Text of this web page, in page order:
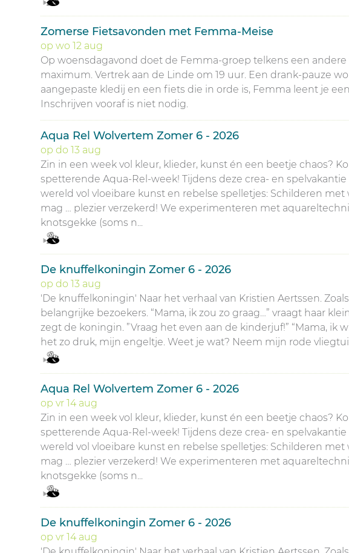
Zomerse Fietsavonden met Femma-Meise
op wo 12 aug
Op woensdagavond doet de Femma-groep telkens een
maximum. Vertrek aan de Linde om 19 uur. Een drank-pauze
aangepaste kledij en een fiets die in orde is, Femma leent je
Inschrijven vooraf is niet nodig.
Aqua Rel Wolvertem Zomer 6 - 2026
op do 13 aug
Zin in een week vol kleur, klieder, kunst én een beetje chaos?
spetterende Aqua-Rel-week! Tijdens deze crea- en
wereld vol vloeibare kunst en rebelse spelletjes: Schilderen
mag … plezier verzekerd! We experimenteren met
knotsgekke (soms n...
De knuffelkoningin Zomer 6 - 2026
op do 13 aug
'De knuffelkoningin' Naar het verhaal van Kristien Aertssen.
belangrijke bezoekers. “Mama, ik zou zo graag…” vraagt haar
zegt de koningin. ”Vraag het even aan de kinderjuf!” “Mama, ik
het zo druk, mijn engeltje. Weet je wat? Neem mijn rode
Aqua Rel Wolvertem Zomer 6 - 2026
op vr 14 aug
Zin in een week vol kleur, klieder, kunst én een beetje chaos?
spetterende Aqua-Rel-week! Tijdens deze crea- en
wereld vol vloeibare kunst en rebelse spelletjes: Schilderen
mag … plezier verzekerd! We experimenteren met
knotsgekke (soms n...
De knuffelkoningin Zomer 6 - 2026
op vr 14 aug